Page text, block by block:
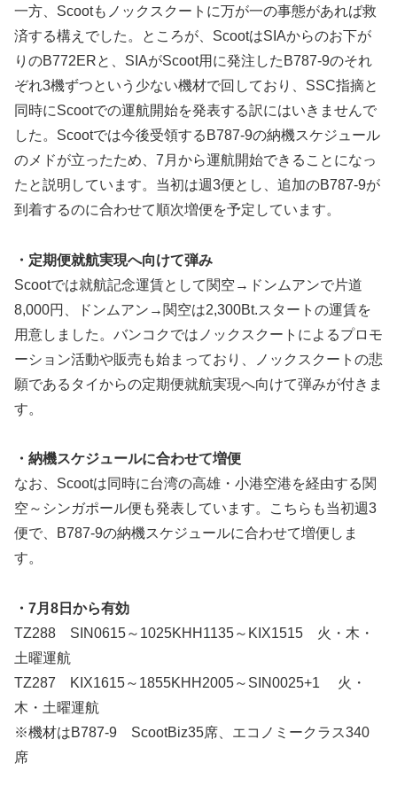
一方、Scootもノックスクートに万が一の事態があれば救
済する構えでした。ところが、ScootはSIAからのお下が
りのB772ERと、SIAがScoot用に発注したB787-9のそれ
ぞれ3機ずつという少ない機材で回しており、SSC指摘と
同時にScootでの運航開始を発表する訳にはいきませんで
した。Scootでは今後受領するB787-9の納機スケジュール
のメドが立ったため、7月から運航開始できることになっ
たと説明しています。当初は週3便とし、追加のB787-9が
到着するのに合わせて順次増便を予定しています。
・定期便就航実現へ向けて弾み
Scootでは就航記念運賃として関空→ドンムアンで片道
8,000円、ドンムアン→関空は2,300Bt.スタートの運賃を
用意しました。バンコクではノックスクートによるプロモ
ーション活動や販売も始まっており、ノックスクートの悲
願であるタイからの定期便就航実現へ向けて弾みが付きま
す。
・納機スケジュールに合わせて増便
なお、Scootは同時に台湾の高雄・小港空港を経由する関
空～シンガポール便も発表しています。こちらも当初週3
便で、B787-9の納機スケジュールに合わせて増便しま
す。
・7月8日から有効
TZ288 SIN0615～1025KHH1135～KIX1515 火・木・
土曜運航
TZ287 KIX1615～1855KHH2005～SIN0025+1 火・
木・土曜運航
※機材はB787-9 ScootBiz35席、エコノミークラス340
席